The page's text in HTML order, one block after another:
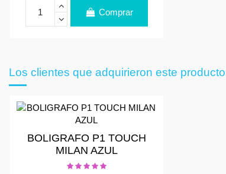
Comprar
Los clientes que adquirieron este
BOLIGRAFO P1 TOUCH
MILAN AZUL